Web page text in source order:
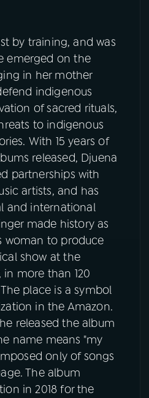
by training, and was
emerged on the
in her mother
indigenous
of sacred rituals,
to indigenous
With 15 years of
released, Djuena
partnerships with
artists, and has
and international
made history as
woman to produce
show at the
in more than 120
place is a symbol
in the Amazon.
released the album
name means "my
only of songs
The album
in 2018 for the